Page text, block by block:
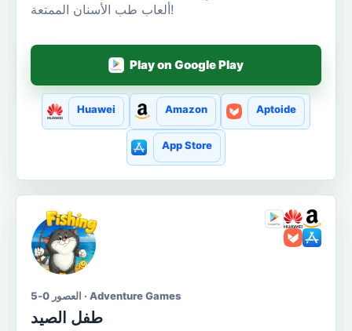
ألعاب طب الأسنان الممتعة!
Play on Google Play
Huawei Amazon Aptoide
App Store
العصور 0-5 · Adventure Games
طفل الصيد